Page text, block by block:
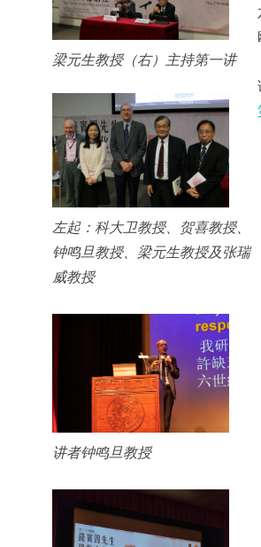
梁元生教授（右）主持第一讲
左起：科大卫教授、贺喜教授、
钟鸣旦教授、梁元生教授及张瑞
威教授
讲者钟鸣旦教授